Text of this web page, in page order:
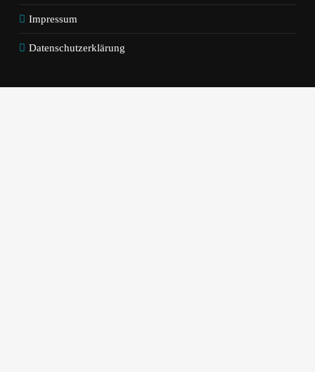
Impressum
Datenschutzerklärung